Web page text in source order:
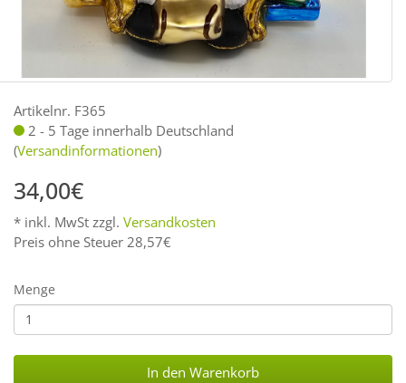
Artikelnr. F365
2 - 5 Tage innerhalb Deutschland
(Versandinformationen)
34,00€
* inkl. MwSt zzgl. Versandkosten
Preis ohne Steuer 28,57€
Menge
In den Warenkorb